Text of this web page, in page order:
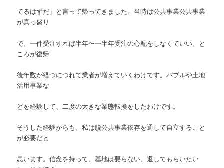
てるはずだ」と言って帰ってきました。当時は公共事業公共事業
が真っ盛り
で、一件受注すれば半年〜一半年受注の心配をしなくていい。と
ころが復帰
後年数が経つにつれて業者が増えていくわけです。バブルや土地
活用事業な
どを経験して、二度の大きな業態転換をしたわけです。
そうした経験からも、私は脱公共事業依存を通して自立すること
が必要だと
思います。信念を持って、基地は要らない、返してもらいたい